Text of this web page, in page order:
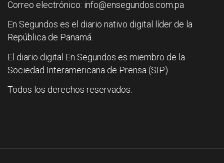
Correo electrónico: info@ensegundos.com.pa
En Segundos es el diario nativo digital líder de la
República de Panamá.
El diario digital En Segundos es miembro de la
Sociedad Interamericana de Prensa (SIP).
Todos los derechos reservados.